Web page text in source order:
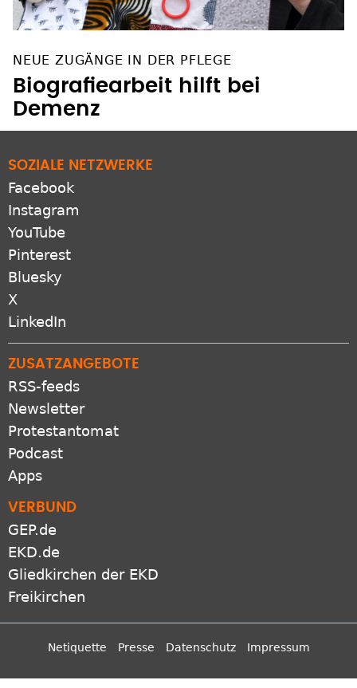
NEUE ZUGÄNGE IN DER PFLEGE
Biografiearbeit hilft bei
Demenz
SOZIALE NETZWERKE
Facebook
Instagram
YouTube
Pinterest
Bluesky
X
LinkedIn
ZUSATZANGEBOTE
RSS-feeds
Newsletter
Protestantomat
Podcast
Apps
VERBUND
GEP.de
EKD.de
Gliedkirchen der EKD
Freikirchen
Netiquette Presse Datenschutz Impressum